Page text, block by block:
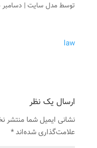
توسطمدل سایت| دسامبر 5, 2023
law
ارسال یک نظر
نشانی ایمیل شما منتشر
علامت‌گذاری شده‌اند*